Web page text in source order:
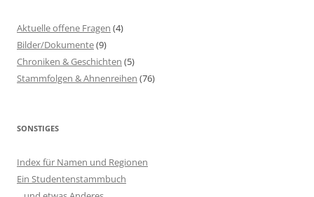
Aktuelle offene Fragen (4)
Bilder/Dokumente(9)
Chroniken & Geschichten (5)
Stammfolgen & Ahnenreihen (76)
SONSTIGES
Index für Namen und Regionen
Ein Studentenstammbuch